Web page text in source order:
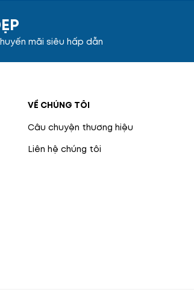
mãi siêu hấp dẫn
VỀ CHÚNG TÔI
Câu chuyện thương hiệu
Liên hệ chúng tôi